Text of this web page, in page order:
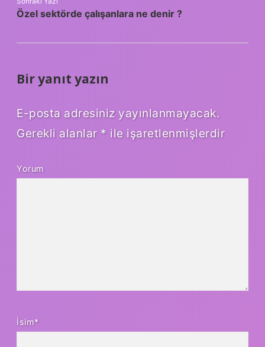
Özel sektörde çalışanlara ne denir ?
Bir yanıt yazın
E-posta adresiniz yayınlanmayacak.
Gerekli alanlar * ile işaretlenmişlerdir
Yorum
İsim*